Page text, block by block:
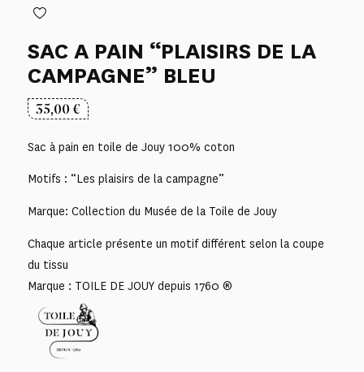
SAC A PAIN “PLAISIRS DE LA
CAMPAGNE” BLEU
35,00€
Sac à pain en toile de Jouy 100% coton
Motifs : “Les plaisirs de la campagne”
Marque: Collection du Musée de la Toile de Jouy
Chaque article présente un motif différent selon la coupe
du tissu
Marque : TOILE DE JOUY depuis 1760 ®